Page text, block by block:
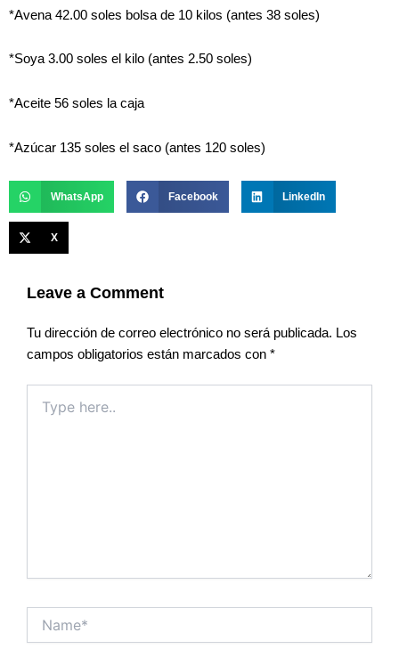
*Avena 42.00 soles bolsa de 10 kilos (antes 38 soles)
*Soya 3.00 soles el kilo (antes 2.50 soles)
*Aceite 56 soles la caja
*Azúcar 135 soles el saco (antes 120 soles)
WhatsApp Facebook LinkedIn
X
Leave a Comment
Tu dirección de correo electrónico no será publicada. Los
campos obligatorios están marcados con *
here..